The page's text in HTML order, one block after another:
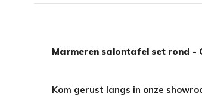
Marmeren salontafel set rond -
Kom gerust langs in onze